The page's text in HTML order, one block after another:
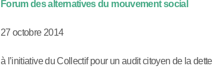
Forum des alternatives du mouvement social
27 octobre 2014
à l’initiative du Collectif pour un audit citoyen de la